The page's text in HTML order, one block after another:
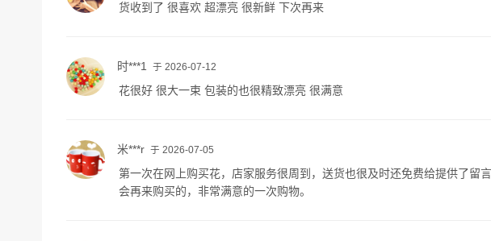
货收到了 很喜欢 超漂亮 很新鲜 下次再来
时***1 于 2026-07-12
花很好 很大一束 包装的也很精致漂亮 很满意
米***r 于 2026-07-05
第一次在网上购买花，店家服务很周到，送货也很及时还免费给提供了留
会再来购买的，非常满意的一次购物。